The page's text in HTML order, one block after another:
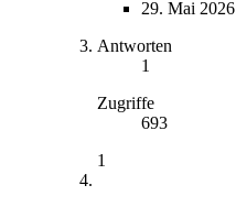
29. Mai 2026
Antworten
1
Zugriffe
693
1